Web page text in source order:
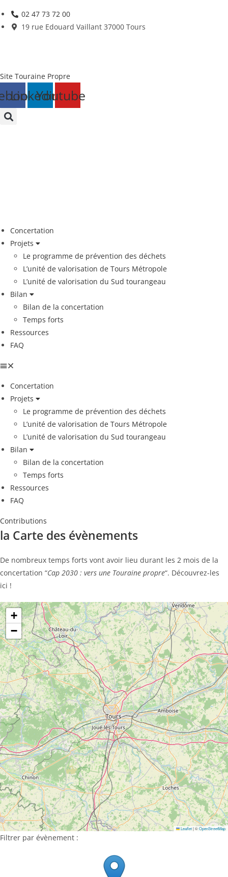
Skip
to
02 47 73 72 00
19 rue Edouard Vaillant 37000 Tours
Site Touraine Propre
LinkedinYoutube
Concertation
Projets
Le programme de prévention des déchets
L’unité de valorisation de Tours Métropole
L’unité de valorisation du Sud tourangeau
Bilan
Bilan de la concertation
Temps forts
Ressources
FAQ
Concertation
Projets
Le programme de prévention des déchets
L’unité de valorisation de Tours Métropole
L’unité de valorisation du Sud tourangeau
Bilan
Bilan de la concertation
Temps forts
Ressources
FAQ
Contributions
la Carte des évènements
De nombreux temps forts vont avoir lieu durant les 2 mois de la
concertation “Cap 2030 : vers une Touraine propre“. Découvrez-les
ici !
+
−
Leaflet|©OpenStreetMap
Filtrer par évènement :